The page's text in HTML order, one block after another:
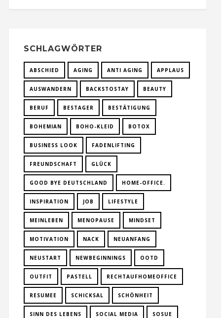
SCHLAGWÖRTER
ABSCHIED AGING ANTI AGING APPLAUS
AUSWANDERN BACKSTOSTAY BEAUTY
BERUF BESTAGER BESTÄTIGUNG
BOHEMIAN BOHO-KLEID BOTOX
BUSINESS LOOK FADENLIFTING
FREUNDSCHAFT GLÜCK
GOOD BYE DEUTSCHLAND HOME-OFFICE.
INSPIRATION JOB LIFESTYLE
MEINLEBEN MENOPAUSE MINDSET
MOTIVATION NACK NEUANFANG
NEUSTART NEWBEGINNINGS OOTD
OUTFIT PASTELL RECHTAUFHOMEOFFICE
RESUMEE SCHICKSAL SCHÖNHEIT
SINN DES LEBENS SOCIAL MEDIA SOSUE